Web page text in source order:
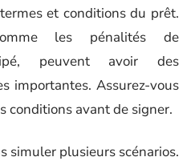
et conditions du prêt.
les pénalités de
peuvent avoir des
importantes. Assurez-vous
conditions avant de signer.
simuler plusieurs scénarios.